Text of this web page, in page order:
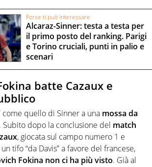
Forse ti può interessare
Alcaraz-Sinner: testa a testa per
il primo posto del ranking. Parigi
e Torino cruciali, punti in palio e
scenari
batte Cazaux e
come quello di Sinner a una mossa da
. Subito dopo la conclusione del match
, giocata sul campo numero 1 e
tifo “da Davis” a favore del francese,
Fokina non ci ha più visto. Già al